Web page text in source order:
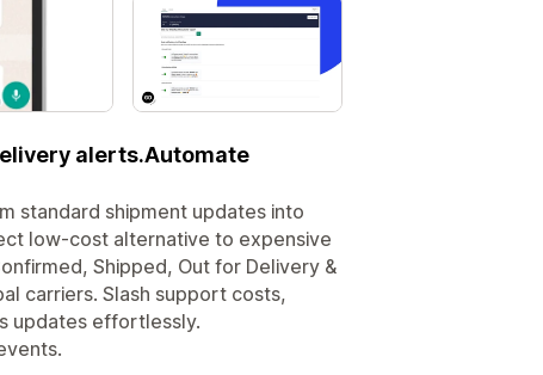
alerts.Automate
standard shipment updates into
low-cost alternative to expensive
Shipped, Out for Delivery &
carriers. Slash support costs,
updates effortlessly.